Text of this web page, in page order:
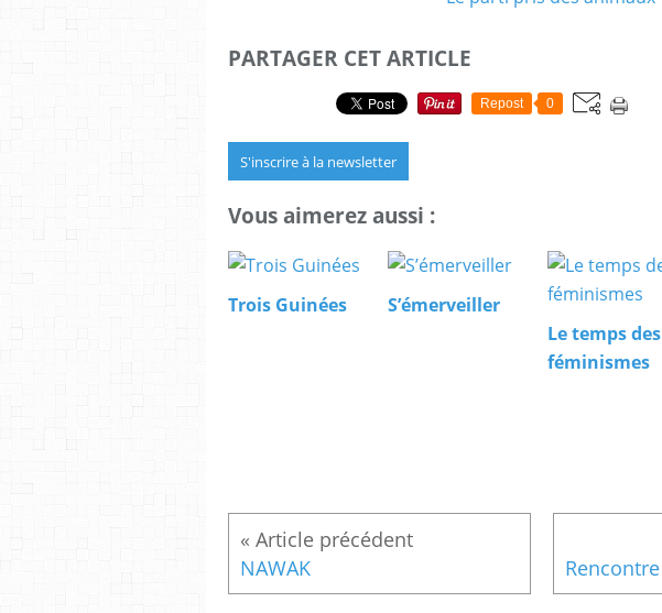
PARTAGER CET ARTICLE
Repost 0
S'inscrire à la newsletter
Vous aimerez aussi :
Trois Guinées
S’émerveiller
Le temps des
féminismes
NAWAK